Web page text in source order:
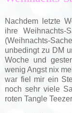
Nachdem letzte
ihre Weihnachts-
(Weihnachts-
unbedingt zu DM
Woche und
wenig Angst nix
war fiel mir ein
noch sehr viele
roten Tangle